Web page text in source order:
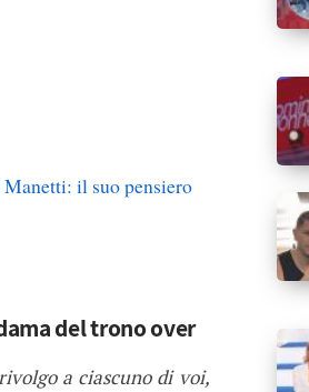
il suo pensiero
del trono over
a ciascuno di voi,